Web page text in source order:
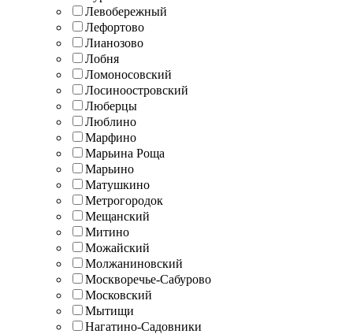
Левобережный
Лефортово
Лианозово
Лобня
Ломоносовский
Лосиноостровский
Люберцы
Люблино
Марфино
Марьина Роща
Марьино
Матушкино
Метрогородок
Мещанский
Митино
Можайский
Молжаниновский
Москворечье-Сабурово
Московский
Мытищи
Нагатино-Садовники